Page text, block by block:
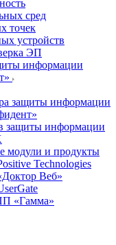
сред
точек
устройств
ЭП
информации
защиты информации
защиты информации
модули и продукты
Technologies
Веб»
«Гамма»